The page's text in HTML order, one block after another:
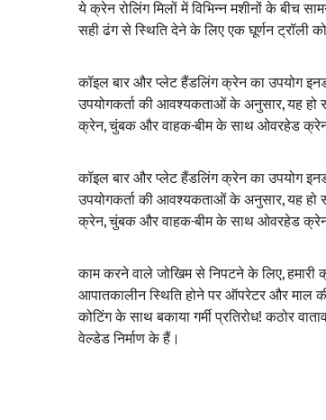
ये क्रेन रोलिंग मिलों में विभिन्न मशीनों के बीच
सही ढंग से स्थिति देने के लिए एक घूर्णन ट्रॉली
कॉइल बार और प्लेट हैंडलिंग क्रेन का उपयोग
उपयोगकर्ता की आवश्यकताओं के अनुसार, यह
क्रेन, चुंबक और वाहक-बीम के साथ ओवरहेड
कॉइल बार और प्लेट हैंडलिंग क्रेन का उपयोग
उपयोगकर्ता की आवश्यकताओं के अनुसार, यह
क्रेन, चुंबक और वाहक-बीम के साथ ओवरहेड
काम करने वाले जोखिम से निपटने के लिए, हमारी
आपातकालीन स्थिति होने पर ऑपरेटर और माल
कोटिंग के साथ बकाया गर्मी प्रतिरोध! कठोर
वेल्डेड निर्माण के हैं।